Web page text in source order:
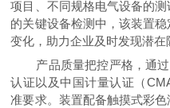
项目、不同规格电气设备的
的关键设备检测中，该装置
变化，助力企业及时发现潜在
产品质量把控严格，通
认证以及中国计量认证（
准要求。装置配备触摸式彩